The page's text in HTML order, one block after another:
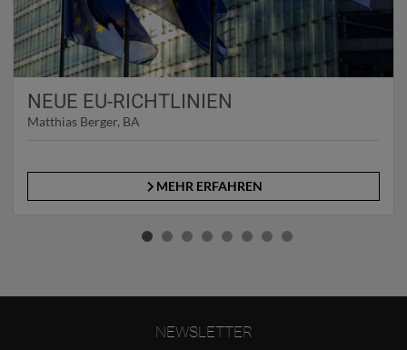
NEUE EU-RICHTLINIEN
Matthias Berger, BA
MEHR ERFAHREN
NEWSLETTER